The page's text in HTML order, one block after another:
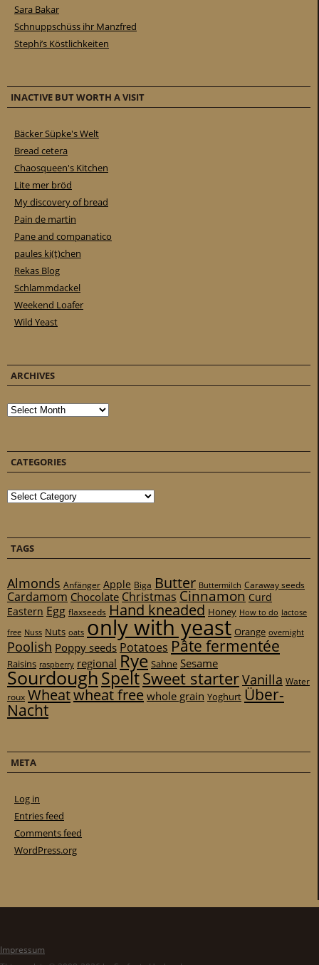
Sara Bakar
Schnuppschüss ihr Manzfred
Stephi’s Köstlichkeiten
INACTIVE BUT WORTH A VISIT
Bäcker Süpke's Welt
Bread cetera
Chaosqueen's Kitchen
Lite mer bröd
My discovery of bread
Pain de martin
Pane and companatico
paules ki(t)chen
Rekas Blog
Schlammdackel
Weekend Loafer
Wild Yeast
ARCHIVES
Archives
CATEGORIES
Categories
TAGS
Almonds Anfänger Apple Biga Butter Buttermilch Caraway seeds
Cardamom Chocolate Christmas Cinnamon Curd
Eastern Egg flaxseeds Hand kneaded Honey How to do lactose
free Nuss Nuts oats only with yeast Orange overnight
Poolish Poppy seeds Potatoes Pâte fermentée
Raisins raspberry regional Rye Sahne Sesame
SourdoughSpeltSweet starterVanilla Water
roux Wheatwheat freewhole grain Yoghurt Über-
Nacht
META
Log in
Entries feed
Comments feed
WordPress.org
Impressum